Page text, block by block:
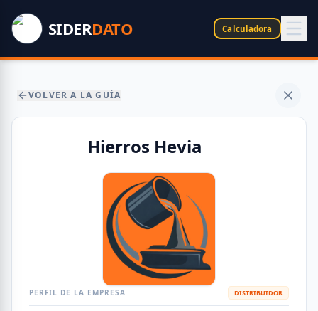
SIDERDATO Calculadora
VOLVER A LA GUÍA
Hierros Hevia
PERFIL DE LA EMPRESA DISTRIBUIDOR